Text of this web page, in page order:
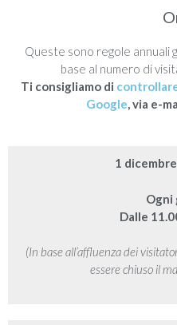
Queste sono regole annuali
base al numero di
Ti consigliamo di
Google, via e-
1
Ogni
Dalle
(In base all’affluenza dei
essere chiuso il